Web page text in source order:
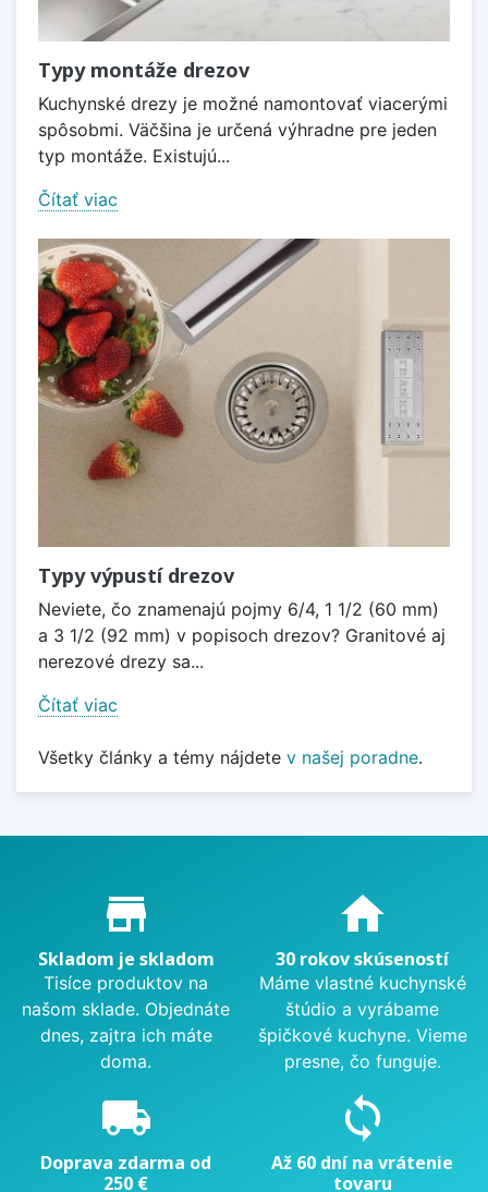
Typy montáže drezov
Kuchynské drezy je možné namontovať viacerými
spôsobmi. Väčšina je určená výhradne pre jeden
typ montáže. Existujú...
Čítať viac
Typy výpustí drezov
Neviete, čo znamenajú pojmy 6/4, 1 1/2 (60 mm)
a 3 1/2 (92 mm) v popisoch drezov? Granitové aj
nerezové drezy sa...
Čítať viac
Všetky články a témy nájdete v našej poradne.
Proč nakupovat u nás?
store_mall_directory
Skladom je skladom
Tisíce produktov na
našom sklade. Objednáte
dnes, zajtra ich máte
doma.
home
30 rokov skúseností
Máme vlastné kuchynské
štúdio a vyrábame
špičkové kuchyne. Vieme
presne, čo funguje.
local_shipping
Doprava zdarma od
250 €
sync
Až 60 dní na vrátenie
tovaru